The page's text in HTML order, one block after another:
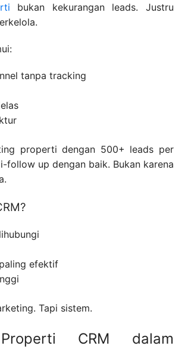
bukan kekurangan leads. Justru
tanpa tracking
properti dengan 500+ leads per
follow up dengan baik. Bukan karena
efektif
Tapi sistem.
CRM dalam